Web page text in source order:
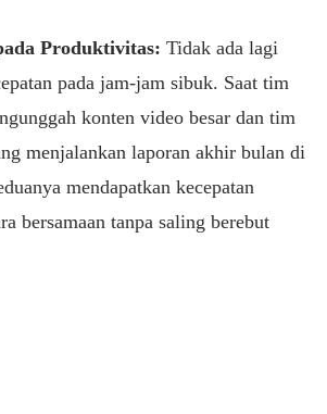
Produktivitas: Tidak ada lagi
pada jam-jam sibuk. Saat tim
konten video besar dan tim
menjalankan laporan akhir bulan di
mendapatkan kecepatan
bersamaan tanpa saling berebut